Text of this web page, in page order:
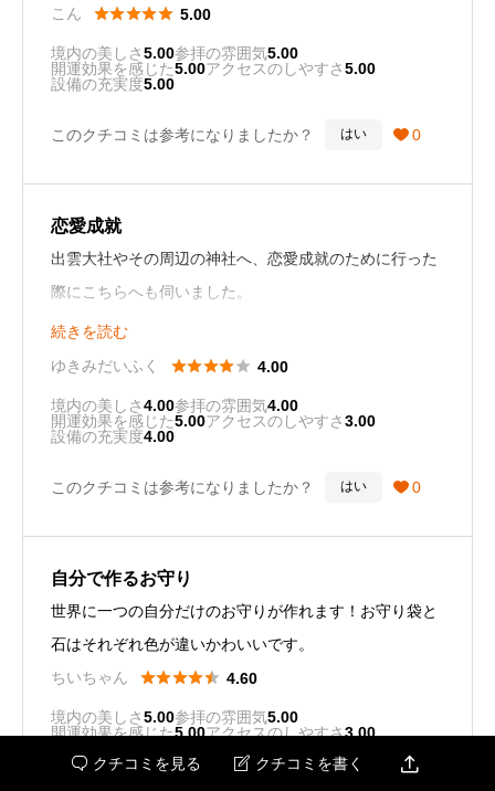
こん
 5.00
境内の美しさ5.00参拝の雰囲気5.00
開運効果を感じた5.00アクセスのしやすさ5.00
設備の充実度5.00
このクチコミは参考になりましたか？ はい  0
恋愛成就
出雲大社やその周辺の神社へ、恋愛成就のために行った
際にこちらへも伺いました。
願い石にお願い事をしたあと、今の旦那と出会い結婚し
ました。ご利益があると思います。
続きを読む
ゆきみだいふく
 4.00
境内の美しさ4.00参拝の雰囲気4.00
開運効果を感じた5.00アクセスのしやすさ3.00
設備の充実度4.00
このクチコミは参考になりましたか？ はい  0
自分で作るお守り
世界に一つの自分だけのお守りが作れます！お守り袋と
石はそれぞれ色が違いかわいいです。
ちいちゃん
 4.60
境内の美しさ5.00参拝の雰囲気5.00
開運効果を感じた5.00アクセスのしやすさ3.00
 クチコミを見る  クチコミを書く 